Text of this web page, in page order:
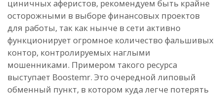
циничных аферистов, рекомендуем быть крайне
осторожными в выборе финансовых проектов
для работы, так как нынче в сети активно
функционирует огромное количество фальшивых
контор, контролируемых наглыми
мошенниками. Примером такого ресурса
выступает Boostemr. Это очередной липовый
обменный пункт, в котором куда легче потерять